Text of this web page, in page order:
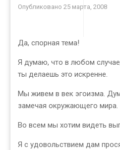
Опубликовано 25 марта, 2008
Да, спорная тема!
Я думаю, что в любом
ты делаешь это искренне.
Мы живем в век эгоизма.
замечая окружающего мира.
Во всем мы хотим видеть
Я с удовольствием дам